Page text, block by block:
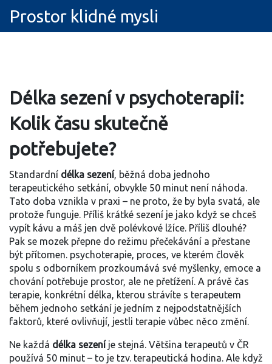
Prostor klidné mysli
Délka sezení v psychoterapii:
Kolik času skutečně
potřebujete?
Standardní délka sezení, běžná doba jednoho
terapeutického setkání, obvykle 50 minut není náhoda.
Tato doba vznikla v praxi – ne proto, že by byla svatá, ale
protože funguje. Příliš krátké sezení je jako když se chceš
vypít kávu a máš jen dvě polévkové lžíce. Příliš dlouhé?
Pak se mozek přepne do režimu přečekávání a přestane
být přítomen. psychoterapie, proces, ve kterém člověk
spolu s odborníkem prozkoumává své myšlenky, emoce a
chování potřebuje prostor, ale ne přetížení. A právě čas
terapie, konkrétní délka, kterou strávíte s terapeutem
během jednoho setkání je jedním z nejpodstatnějších
faktorů, které ovlivňují, jestli terapie vůbec něco změní.
Ne každá délka sezeníje stejná. Většina terapeutů v ČR
používá 50 minut – to je tzv. terapeutická hodina. Ale když